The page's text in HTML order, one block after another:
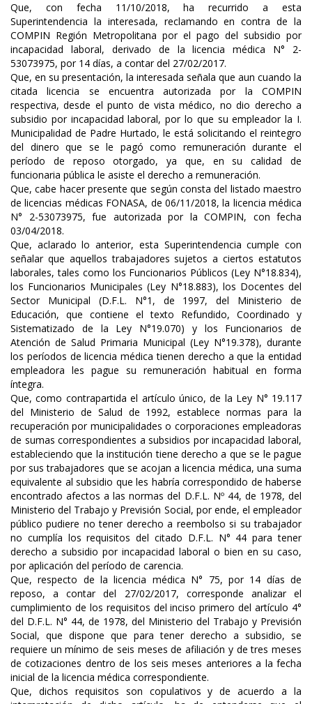
Que, con fecha 11/10/2018, ha recurrido a esta
Superintendencia la interesada, reclamando en contra de la
COMPIN Región Metropolitana por el pago del subsidio por
incapacidad laboral, derivado de la licencia médica N° 2-
53073975, por 14 días, a contar del 27/02/2017.
Que, en su presentación, la interesada señala que aun cuando la
citada licencia se encuentra autorizada por la COMPIN
respectiva, desde el punto de vista médico, no dio derecho a
subsidio por incapacidad laboral, por lo que su empleador la I.
Municipalidad de Padre Hurtado, le está solicitando el reintegro
del dinero que se le pagó como remuneración durante el
período de reposo otorgado, ya que, en su calidad de
funcionaria pública le asiste el derecho a remuneración.
Que, cabe hacer presente que según consta del listado maestro
de licencias médicas FONASA, de 06/11/2018, la licencia médica
N° 2-53073975, fue autorizada por la COMPIN, con fecha
03/04/2018.
Que, aclarado lo anterior, esta Superintendencia cumple con
señalar que aquellos trabajadores sujetos a ciertos estatutos
laborales, tales como los Funcionarios Públicos (Ley N°18.834),
los Funcionarios Municipales (Ley N°18.883), los Docentes del
Sector Municipal (D.F.L. N°1, de 1997, del Ministerio de
Educación, que contiene el texto Refundido, Coordinado y
Sistematizado de la Ley N°19.070) y los Funcionarios de
Atención de Salud Primaria Municipal (Ley N°19.378), durante
los períodos de licencia médica tienen derecho a que la entidad
empleadora les pague su remuneración habitual en forma
íntegra.
Que, como contrapartida el artículo único, de la Ley N° 19.117
del Ministerio de Salud de 1992, establece normas para la
recuperación por municipalidades o corporaciones empleadoras
de sumas correspondientes a subsidios por incapacidad laboral,
estableciendo que la institución tiene derecho a que se le pague
por sus trabajadores que se acojan a licencia médica, una suma
equivalente al subsidio que les habría correspondido de haberse
encontrado afectos a las normas del D.F.L. Nº 44, de 1978, del
Ministerio del Trabajo y Previsión Social, por ende, el empleador
público pudiere no tener derecho a reembolso si su trabajador
no cumplía los requisitos del citado D.F.L. N° 44 para tener
derecho a subsidio por incapacidad laboral o bien en su caso,
por aplicación del período de carencia.
Que, respecto de la licencia médica N° 75, por 14 días de
reposo, a contar del 27/02/2017, corresponde analizar el
cumplimiento de los requisitos del inciso primero del artículo 4°
del D.F.L. N° 44, de 1978, del Ministerio del Trabajo y Previsión
Social, que dispone que para tener derecho a subsidio, se
requiere un mínimo de seis meses de afiliación y de tres meses
de cotizaciones dentro de los seis meses anteriores a la fecha
inicial de la licencia médica correspondiente.
Que, dichos requisitos son copulativos y de acuerdo a la